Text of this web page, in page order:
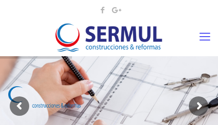
¡¡DAMOS VIDA A SUS